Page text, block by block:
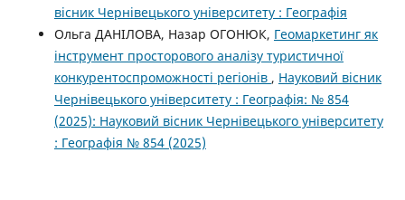
вісник Чернівецького університету : Географія
Ольга ДАНІЛОВА, Назар ОГОНЮК, Геомаркетинг як
інструмент просторового аналізу туристичної
конкурентоспроможності регіонів , Науковий вісник
Чернівецького університету : Географія: № 854
(2025): Науковий вісник Чернівецького університету
: Географія № 854 (2025)